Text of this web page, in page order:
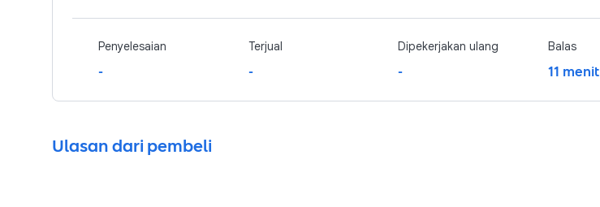
Penyelesaian
-
Terjual
-
Dipekerjakan ulang
-
Balas
11 menit
Ulasan dari pembeli